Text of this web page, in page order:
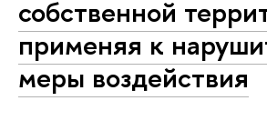
собственной
применяя к
меры воздействия